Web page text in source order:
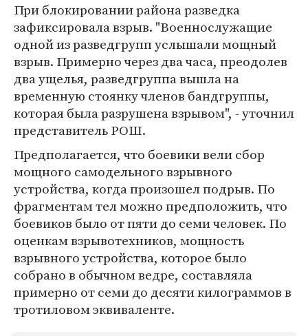
При блокировании района разведка
зафиксировала взрыв. "Военнослужащие
одной из разведгрупп услышали мощный
взрыв. Примерно через два часа, преодолев
два ущелья, разведгруппа вышла на
временную стоянку членов бандгруппы,
которая была разрушена взрывом", - уточнил
представитель РОШ.
Предполагается, что боевики вели сбор
мощного самодельного взрывного
устройства, когда произошел подрыв. По
фрагментам тел можно предположить, что
боевиков было от пяти до семи человек. По
оценкам взрывотехников, мощность
взрывного устройства, которое было
собрано в обычном ведре, составляла
примерно от семи до десяти килограммов в
тротиловом эквиваленте.